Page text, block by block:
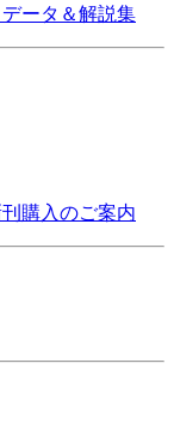
ータ＆解説集
購入のご案内